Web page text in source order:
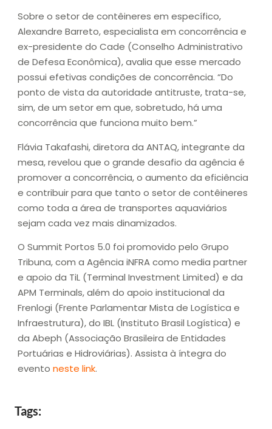
Sobre o setor de contêineres em específico,
Alexandre Barreto, especialista em concorrência e
ex-presidente do Cade (Conselho Administrativo
de Defesa Econômica), avalia que esse mercado
possui efetivas condições de concorrência. “Do
ponto de vista da autoridade antitruste, trata-se,
sim, de um setor em que, sobretudo, há uma
concorrência que funciona muito bem.”
Flávia Takafashi, diretora da ANTAQ, integrante da
mesa, revelou que o grande desafio da agência é
promover a concorrência, o aumento da eficiência
e contribuir para que tanto o setor de contêineres
como toda a área de transportes aquaviários
sejam cada vez mais dinamizados.
O Summit Portos 5.0 foi promovido pelo Grupo
Tribuna, com a Agência iNFRA como media partner
e apoio da TiL (Terminal Investment Limited) e da
APM Terminals, além do apoio institucional da
Frenlogi (Frente Parlamentar Mista de Logística e
Infraestrutura), do IBL (Instituto Brasil Logística) e
da Abeph (Associação Brasileira de Entidades
Portuárias e Hidroviárias). Assista à íntegra do
evento neste link.
Tags: